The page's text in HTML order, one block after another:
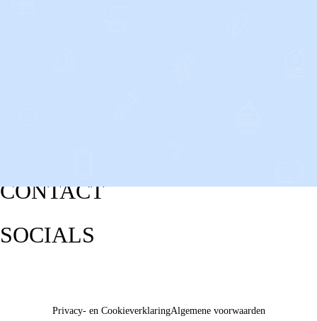
CONTACT
SOCIALS
Privacy- en CookieverklaringAlgemene voorwaarden